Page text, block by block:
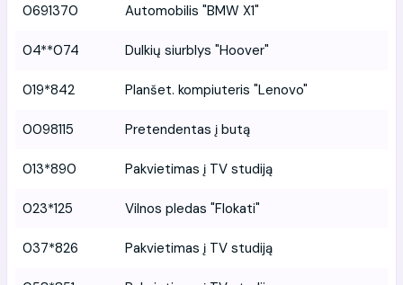
0691370 Automobilis "BMW X1"
04**074 Dulkių siurblys "Hoover"
019*842 Planšet. kompiuteris "Lenovo"
0098115 Pretendentas į butą
013*890 Pakvietimas į TV studiją
023*125 Vilnos pledas "Flokati"
037*826 Pakvietimas į TV studiją